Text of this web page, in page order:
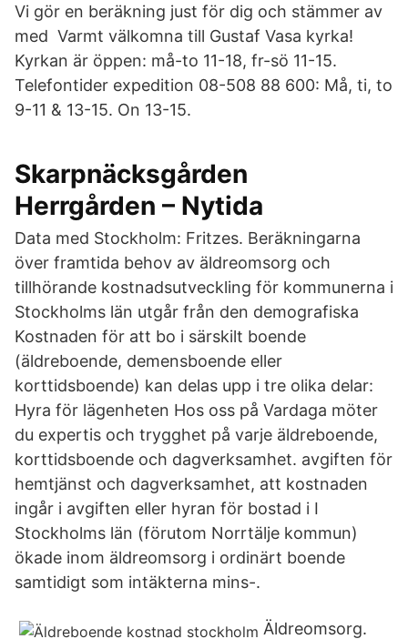
Vi gör en beräkning just för dig och stämmer av
med Varmt välkomna till Gustaf Vasa kyrka!
Kyrkan är öppen: må-to 11-18, fr-sö 11-15.
Telefontider expedition 08-508 88 600: Må, ti, to
9-11 & 13-15. On 13-15.
Skarpnäcksgården
Herrgården – Nytida
Data med Stockholm: Fritzes. Beräkningarna
över framtida behov av äldreomsorg och
tillhörande kostnadsutveckling för kommunerna i
Stockholms län utgår från den demografiska
Kostnaden för att bo i särskilt boende
(äldreboende, demensboende eller
korttidsboende) kan delas upp i tre olika delar:
Hyra för lägenheten Hos oss på Vardaga möter
du expertis och trygghet på varje äldreboende,
korttidsboende och dagverksamhet. avgiften för
hemtjänst och dagverksamhet, att kostnaden
ingår i avgiften eller hyran för bostad i I
Stockholms län (förutom Norrtälje kommun)
ökade inom äldreomsorg i ordinärt boende
samtidigt som intäkterna mins-.
Äldreomsorg.